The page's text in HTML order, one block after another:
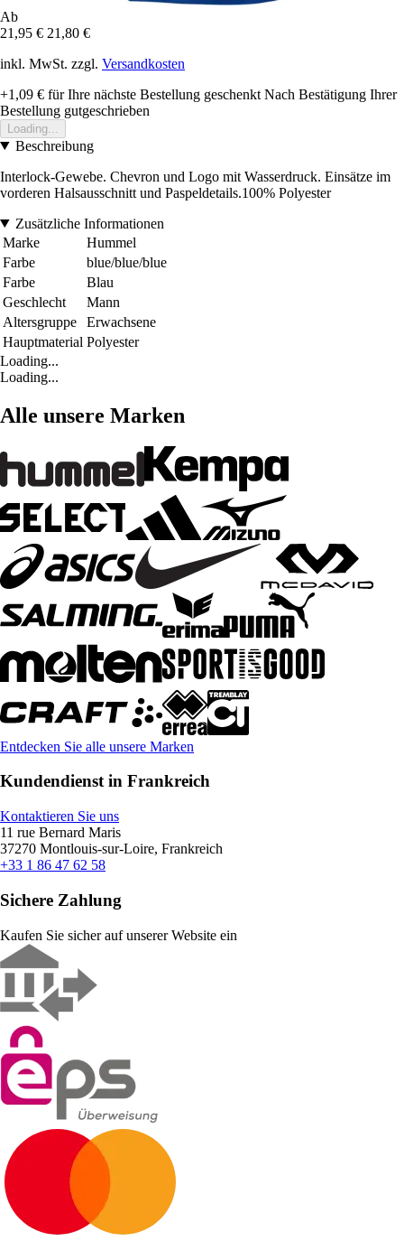
Ab
21,95 € 21,80 €
inkl. MwSt. zzgl. Versandkosten
+1,09 € für Ihre nächste Bestellung geschenkt Nach Bestätigung Ihrer
Bestellung gutgeschrieben
Loading...
Beschreibung
Interlock-Gewebe. Chevron und Logo mit Wasserdruck. Einsätze im
vorderen Halsausschnitt und Paspeldetails.100% Polyester
Zusätzliche Informationen
Marke
Hummel
Farbe
blue/blue/blue
Farbe
Blau
Geschlecht
Mann
Altersgruppe
Erwachsene
Hauptmaterial Polyester
Loading...
Loading...
Alle unsere Marken
Entdecken Sie alle unsere Marken
Kundendienst in Frankreich
Kontaktieren Sie uns
11 rue Bernard Maris
37270 Montlouis-sur-Loire, Frankreich
+33 1 86 47 62 58
Sichere Zahlung
Kaufen Sie sicher auf unserer Website ein